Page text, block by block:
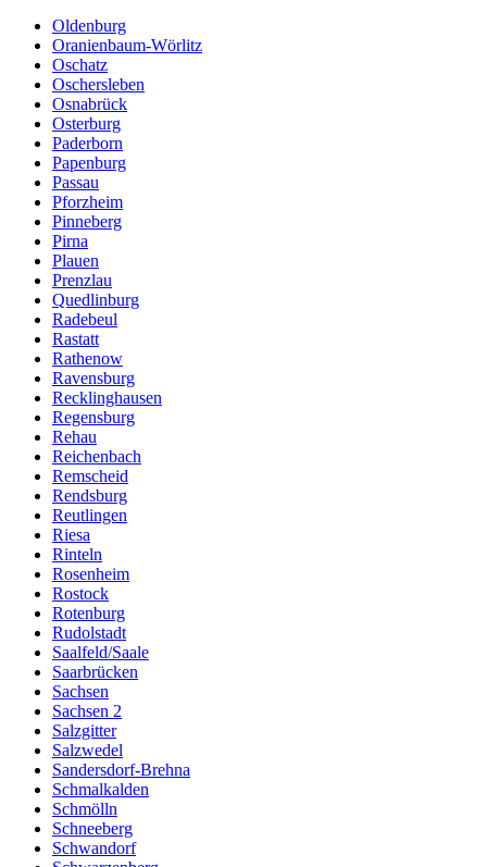
Oldenburg
Oranienbaum-Wörlitz
Oschatz
Oschersleben
Osnabrück
Osterburg
Paderborn
Papenburg
Passau
Pforzheim
Pinneberg
Pirna
Plauen
Prenzlau
Quedlinburg
Radebeul
Rastatt
Rathenow
Ravensburg
Recklinghausen
Regensburg
Rehau
Reichenbach
Remscheid
Rendsburg
Reutlingen
Riesa
Rinteln
Rosenheim
Rostock
Rotenburg
Rudolstadt
Saalfeld/Saale
Saarbrücken
Sachsen
Sachsen 2
Salzgitter
Salzwedel
Sandersdorf-Brehna
Schmalkalden
Schmölln
Schneeberg
Schwandorf